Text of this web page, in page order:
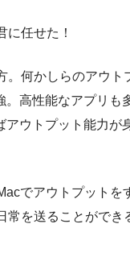
に任せた！
。何かしらのアウト
。高性能なアプリも
アウトプット能力が
でアウトプットを
常を送ることができ